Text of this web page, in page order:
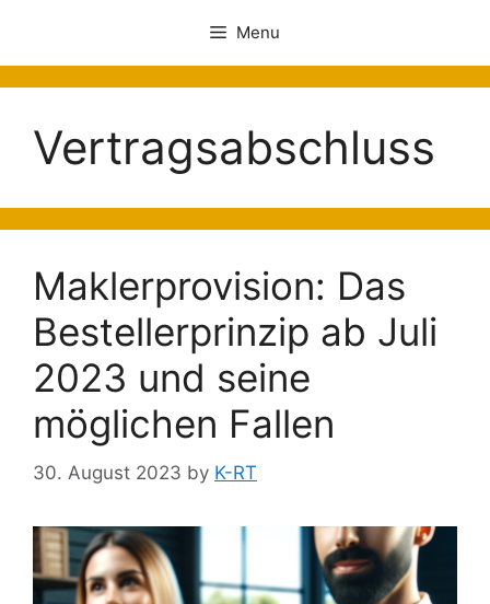
Menu
Vertragsabschluss
Maklerprovision: Das
Bestellerprinzip ab Juli
2023 und seine
möglichen Fallen
30. August 2023 by K-RT